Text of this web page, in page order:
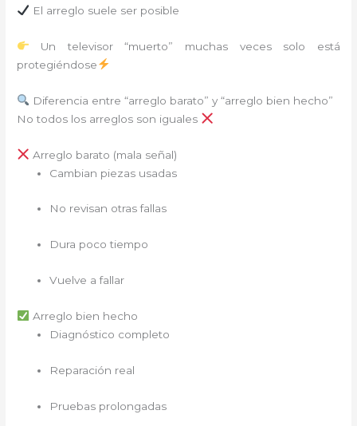
El arreglo suele ser posible
Un televisor “muerto” muchas veces solo está
protegiéndose
Diferencia entre “arreglo barato” y “arreglo bien hecho”
No todos los arreglos son iguales
Arreglo barato (mala señal)
Cambian piezas usadas
No revisan otras fallas
Dura poco tiempo
Vuelve a fallar
Arreglo bien hecho
Diagnóstico completo
Reparación real
Pruebas prolongadas